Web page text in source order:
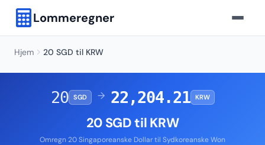
Lommeregner
Hjem 20 SGD til KRW
20 SGD → 22,204.21 KRW
20 SGD til KRW
Omregn 20 Singaporeanske Dollar til Sydkoreanske Won